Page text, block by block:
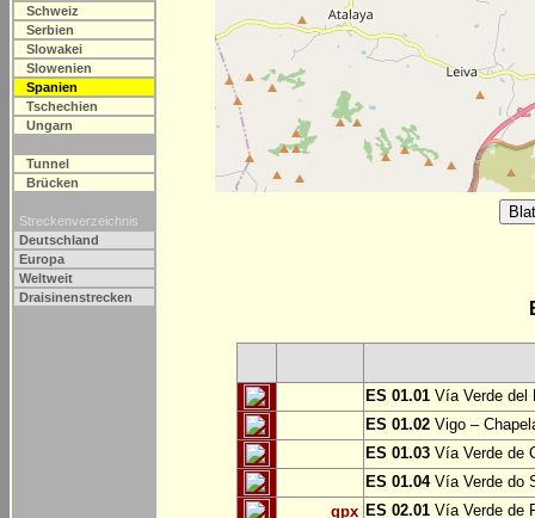
Schweiz
Serbien
Slowakei
Slowenien
Spanien
Tschechien
Ungarn
Tunnel
Brücken
Streckenverzeichnis
Deutschland
Europa
Weltweit
Draisinenstrecken
ES 01.01 Vía Verde del
ES 01.02 Vigo –
ES 01.03 Vía Verde de
ES 01.04Vía Verde do
gpx ES 02.01 Vía Verde de